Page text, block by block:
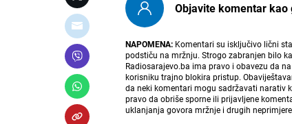
Objavite komentar
NAPOMENA: Komentari su isključivo lični
podstiču na mržnju. Strogo zabranjen bilo
Radiosarajevo.ba ima pravo i obavezu da
korisniku trajno blokira pristup.
da neki komentari mogu sadržavati narativ
pravo da obriše sporne ili prijavljene
uklanjanja govora mržnje i drugih